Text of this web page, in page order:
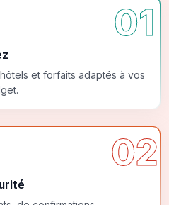
01
et forfaits adaptés à vos
02